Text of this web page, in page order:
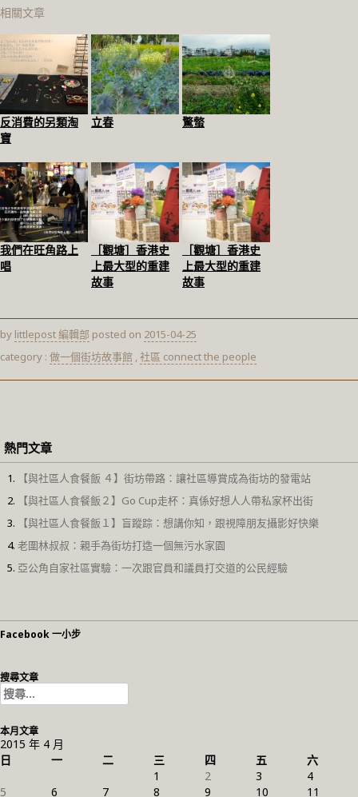
相關文章
反消費的另類淘
寶
立春 驚螫
我們在旺角路上
唱
［觀塘］香港史
上最大型的重建
故事
［觀塘］香港史
上最大型的重建
故事
by littlepost 編輯部 posted on 2015-04-25
category : 做一個街坊故事館 ,社區 connect the people
熱門文章
【與社區人食餐飯 ４】街坊帶路：讓社區導賞成為街坊的發電站
【與社區人食餐飯２】Go Cup走杯：真係好想人人帶私家杯出街
【與社區人食餐飯１】盲蹤踪：想講你知，跟視障朋友攝影好快樂
老圍林叔叔：親手為街坊打造一個無污水家園
亞公角自家社區實驗：一次跟官員和議員打交道的公民經驗
Facebook 一小步
搜尋文章
搜
尋
關
鍵
字:
本月文章
2015 年 4 月
日
一 二 三 四 五
六
1
2 3
4
5
6 7 8 9 10 11